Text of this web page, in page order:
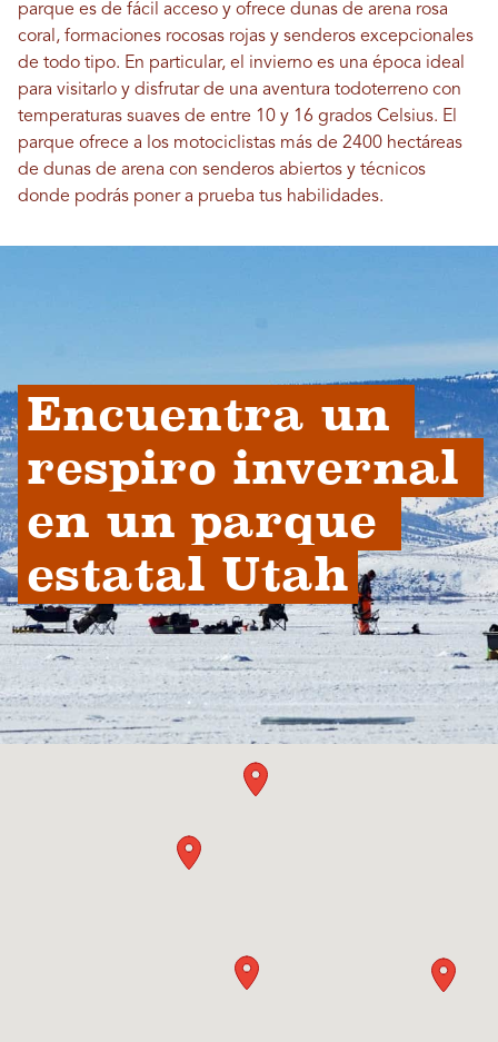
parque es de fácil acceso y ofrece dunas de arena rosa
coral, formaciones rocosas rojas y senderos excepcionales
de todo tipo. En particular, el invierno es una época ideal
para visitarlo y disfrutar de una aventura todoterreno con
temperaturas suaves de entre 10 y 16 grados Celsius. El
parque ofrece a los motociclistas más de 2400 hectáreas
de dunas de arena con senderos abiertos y técnicos
donde podrás poner a prueba tus habilidades.
Encuentra un
respiro invernal
en un parque
estatal Utah